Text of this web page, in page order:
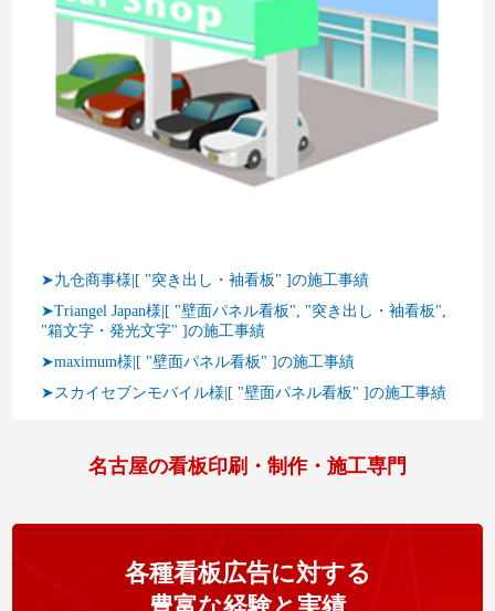
➤九仓商事様|[ "突き出し・袖看板" ]の施工事績
➤Triangel Japan様|[ "壁面パネル看板", "突き出し・袖看板",
"箱文字・発光文字" ]の施工事績
➤maximum様|[ "壁面パネル看板" ]の施工事績
➤スカイセブンモバイル様|[ "壁面パネル看板" ]の施工事績
名古屋の看板印刷・制作・施工専門
各種看板広告に対する